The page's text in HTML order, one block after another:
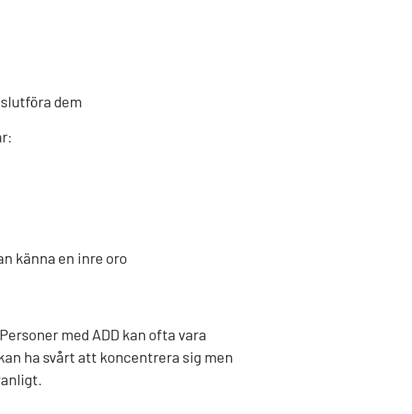
dem
känna en inre oro
med ADD kan ofta vara
ha svårt att koncentrera sig men